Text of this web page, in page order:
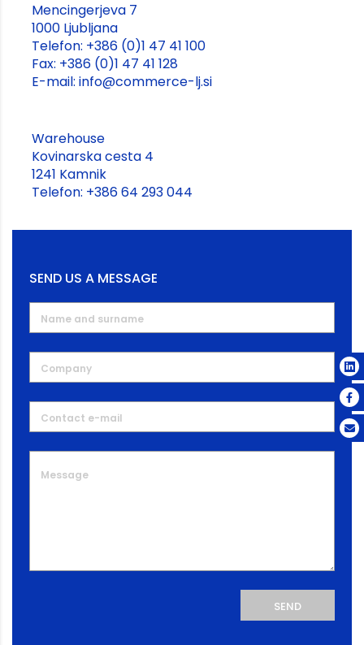
Mencingerjeva 7
1000 Ljubljana
Telefon: +386 (0)1 47 41 100
Fax: +386 (0)1 47 41 128
E-mail: info@commerce-lj.si
Warehouse
Kovinarska cesta 4
1241 Kamnik
Telefon: +386 64 293 044
SEND US A MESSAGE